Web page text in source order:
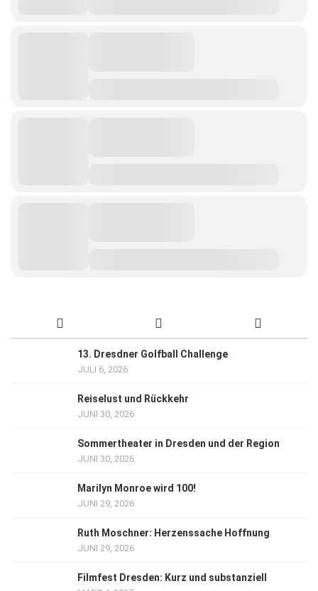
13. Dresdner Golfball Challenge
JULI 6, 2026
Reiselust und Rückkehr
JUNI 30, 2026
Sommertheater in Dresden und der Region
JUNI 30, 2026
Marilyn Monroe wird 100!
JUNI 29, 2026
Ruth Moschner: Herzenssache Hoffnung
JUNI 29, 2026
Filmfest Dresden: Kurz und substanziell